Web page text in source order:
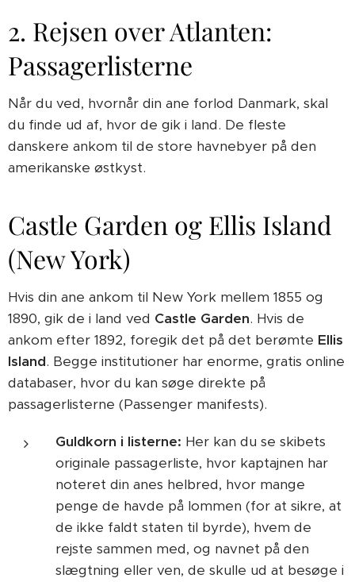
2. Rejsen over Atlanten:
Passagerlisterne
Når du ved, hvornår din ane forlod Danmark, skal
du finde ud af, hvor de gik i land. De fleste
danskere ankom til de store havnebyer på den
amerikanske østkyst.
Castle Garden og Ellis Island
(New York)
Hvis din ane ankom til New York mellem 1855 og
1890, gik de i land ved Castle Garden. Hvis de
ankom efter 1892, foregik det på det berømte Ellis
Island. Begge institutioner har enorme, gratis online
databaser, hvor du kan søge direkte på
passagerlisterne (Passenger manifests).
Guldkorn i listerne: Her kan du se skibets
originale passagerliste, hvor kaptajnen har
noteret din anes helbred, hvor mange
penge de havde på lommen (for at sikre, at
de ikke faldt staten til byrde), hvem de
rejste sammen med, og navnet på den
slægtning eller ven, de skulle ud at besøge i